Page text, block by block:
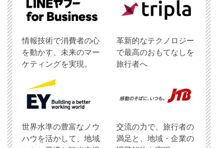
情報技術で消費者の心
を動かす、未来のマー
ケティングを実現。
革新的なテクノロジー
で最高のおもてなしを
旅行者へ
世界水準の豊富なノウ
ハウを活かして、地域
交流の力で、旅行者の
満足と、地域・企業の